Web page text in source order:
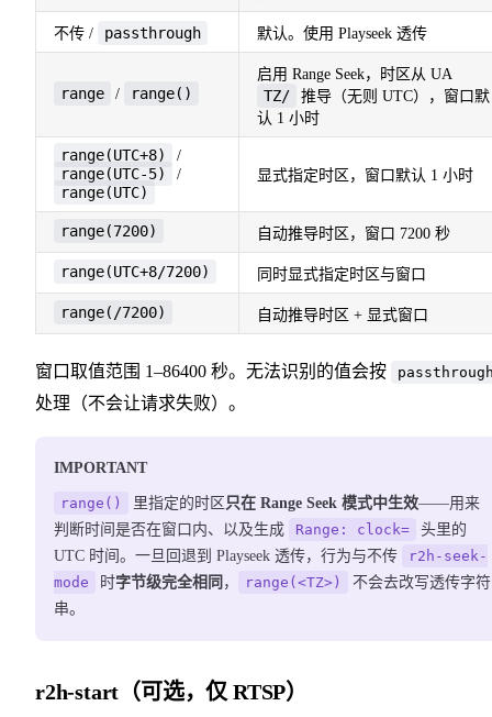
不传 / passthrough 默认。使用 Playseek 透传
range / range()
启用 Range Seek，时区从 UA
TZ/
推导（无则 UTC），窗口默
认 1 小时
range(UTC+8) /
range(UTC-5) /
range(UTC)
显式指定时区，窗口默认 1 小时
range(7200) 自动推导时区，窗口 7200 秒
range(UTC+8/7200) 同时显式指定时区与窗口
range(/7200) 自动推导时区 + 显式窗口
窗口取值范围 1–86400 秒。无法识别的值会按
处理（不会让请求失败）。
IMPORTANT
range() 里指定的时区 只在 Range Seek 模式中生效——用来
判断时间是否在窗口内、以及生成
Range: clock=
头里的
UTC 时间。一旦回退到 Playseek 透传，行为与不传
r2h-seek-
mode
时字节级完全相同 ， range(<TZ>)
不会去改写透传字符
串。
r2h-start（可选，仅 RTSP）